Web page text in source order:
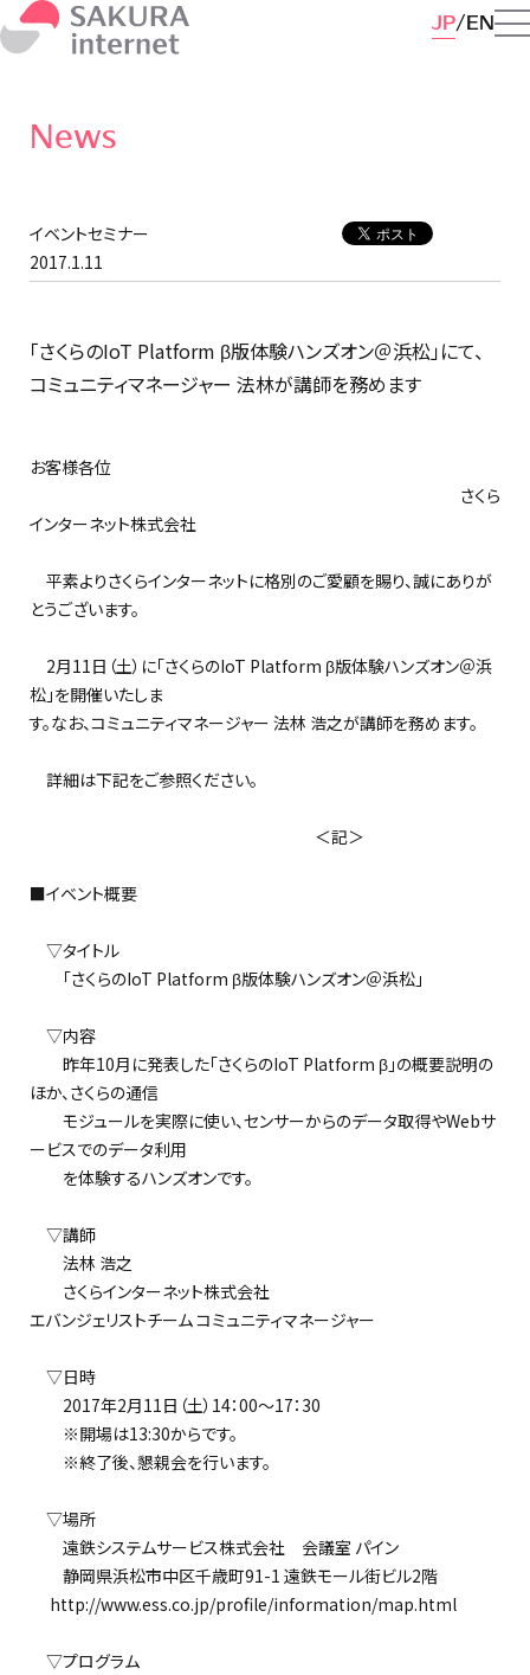
JP EN
News
イベントセミナー
2017.1.11
「さくらのIoT Platform β版体験ハンズオン＠浜松」にて、
コミュニティマネージャー 法林が講師を務めます
お客様各位
さくら
インターネット株式会社
平素よりさくらインターネットに格別のご愛顧を賜り、誠にありが
とうございます。
2月11日（土）に「さくらのIoT Platform β版体験ハンズオン＠浜
松」を開催いたしま
す。なお、コミュニティマネージャー 法林 浩之が講師を務めます。
詳細は下記をご参照ください。
＜記＞
■イベント概要
▽タイトル
「さくらのIoT Platform β版体験ハンズオン＠浜松」
▽内容
昨年10月に発表した「さくらのIoT Platform β」の概要説明の
ほか、さくらの通信
モジュールを実際に使い、センサーからのデータ取得やWebサ
ービスでのデータ利用
を体験するハンズオンです。
▽講師
法林 浩之
さくらインターネット株式会社
エバンジェリストチーム コミュニティマネージャー
▽日時
2017年2月11日（土）14：00～17：30
※開場は13:30からです。
※終了後、懇親会を行います。
▽場所
遠鉄システムサービス株式会社 会議室 パイン
静岡県浜松市中区千歳町91-1 遠鉄モール街ビル2階
http://www.ess.co.jp/profile/information/map.html
▽プログラム